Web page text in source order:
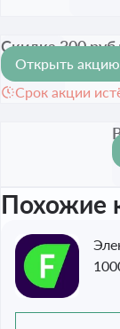
300 ₽
Скидка 300
10мл
Срок акции
Открыть акцию
Похожие